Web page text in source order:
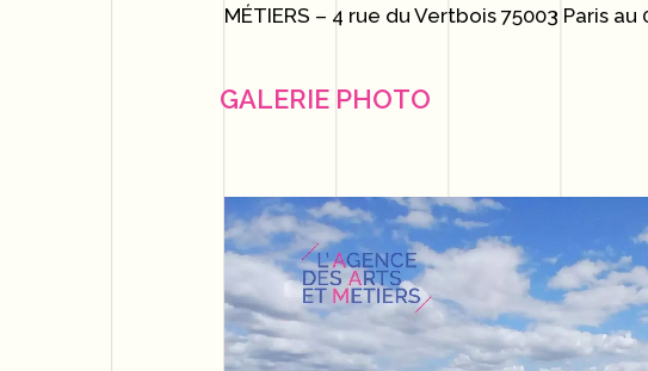
MÉTIERS – 4 rue du Vertbois 75003 Paris au
GALERIE PHOTO